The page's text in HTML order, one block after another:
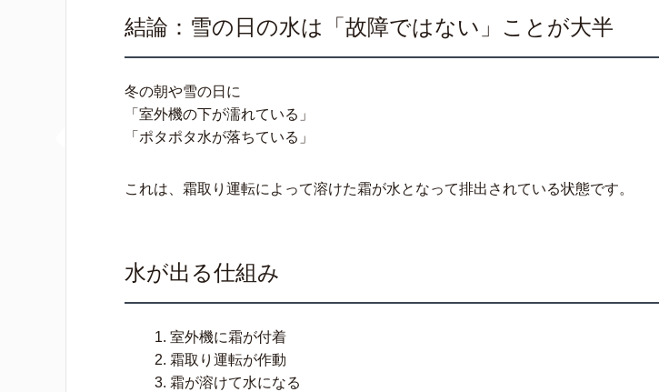
結論：雪の日の水は「故障ではない」ことが大半
冬の朝や雪の日に
「室外機の下が濡れている」
「ポタポタ水が落ちている」
これは、霜取り運転によって溶けた霜が水となって排出されている状態です。
水が出る仕組み
室外機に霜が付着
霜取り運転が作動
霜が溶けて水になる